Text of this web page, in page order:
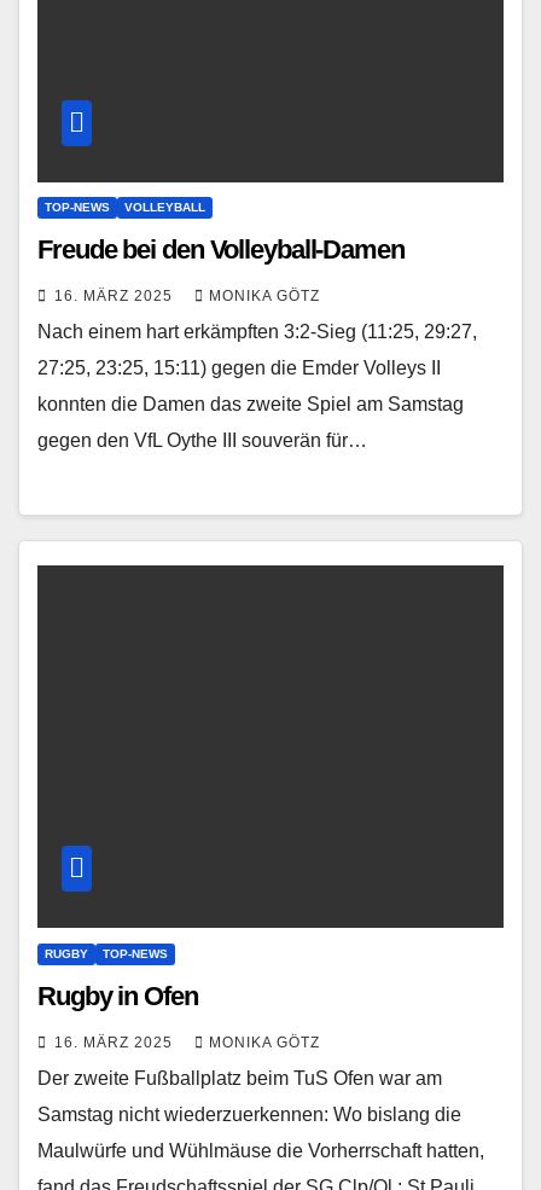
TOP-NEWS VOLLEYBALL
Freude bei den Volleyball-Damen
16. MÄRZ 2025 MONIKA GÖTZ
Nach einem hart erkämpften 3:2-Sieg (11:25, 29:27,
27:25, 23:25, 15:11) gegen die Emder Volleys II
konnten die Damen das zweite Spiel am Samstag
gegen den VfL Oythe III souverän für…
RUGBY TOP-NEWS
Rugby in Ofen
16. MÄRZ 2025 MONIKA GÖTZ
Der zweite Fußballplatz beim TuS Ofen war am
Samstag nicht wiederzuerkennen: Wo bislang die
Maulwürfe und Wühlmäuse die Vorherrschaft hatten,